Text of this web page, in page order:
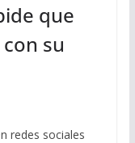
que
su
redes sociales